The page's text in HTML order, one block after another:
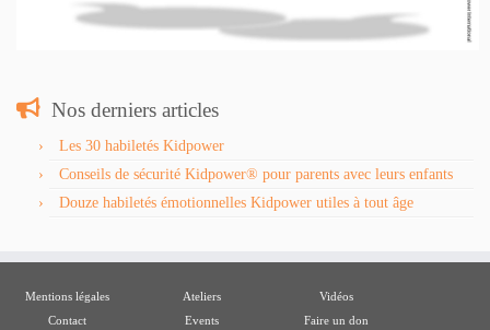
Nos derniers articles
Les 30 habiletés Kidpower
Conseils de sécurité Kidpower® pour parents avec leurs enfants
Douze habiletés émotionnelles Kidpower utiles à tout âge
Mentions légales
Contact
Ateliers
Events
Vidéos
Faire un don